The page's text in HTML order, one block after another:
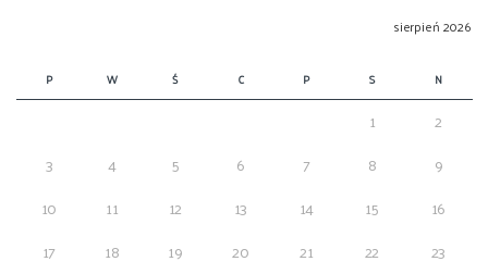
sierpień 2026
P W Ś C P S N
1
2
3
4 5 6 7 8
9
10
11 12 13 14 15
16
17
18 19 20 21 22
23